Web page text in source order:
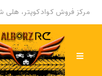
مرکز فروش کوادکوپتر، هلی